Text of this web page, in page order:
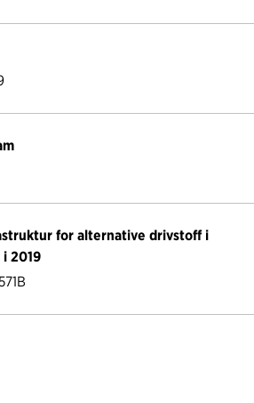
for alternative drivstoff i
2019